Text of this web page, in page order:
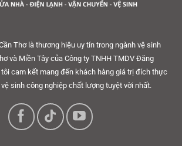
Thơ là thương hiệu uy tín trong ngành vệ sinh
và Miền Tây của Công ty TNHH TMDV Đăng
tôi cam kết mang đến khách hàng giá trị đích thực
sinh công nghiệp chất lượng tuyệt vời nhất.